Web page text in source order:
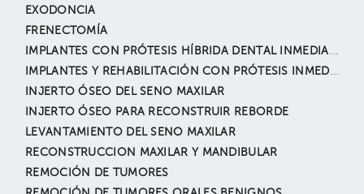
EXODONCIA
FRENECTOMÍA
IMPLANTES CON PRÓTESIS HÍBRIDA DENTAL INMEDIATA
IMPLANTES Y REHABILITACIÓN CON PRÓTESIS INMEDIATA
INJERTO ÓSEO DEL SENO MAXILAR
INJERTO ÓSEO PARA RECONSTRUIR REBORDE
LEVANTAMIENTO DEL SENO MAXILAR
RECONSTRUCCION MAXILAR Y MANDIBULAR
REMOCIÓN DE TUMORES